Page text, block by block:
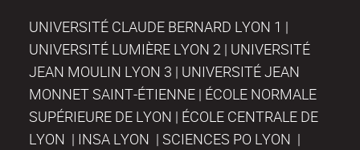
UNIVERSITÉ CLAUDE BERNARD LYON 1 |
UNIVERSITÉ LUMIÈRE LYON 2 | UNIVERSITÉ
JEAN MOULIN LYON 3 | UNIVERSITÉ JEAN
MONNET SAINT-ÉTIENNE | ÉCOLE NORMALE
SUPÉRIEURE DE LYON | ÉCOLE CENTRALE DE
LYON | INSA LYON | SCIENCES PO LYON |